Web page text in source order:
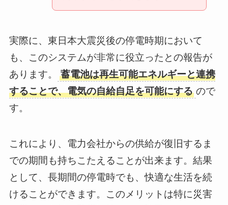
実際に、東日本大震災後の停電時期において
も、このシステムが非常に役立ったとの報告が
あります。
蓄電池は再生可能エネルギーと連携
することで、電気の自給自足を可能にする ので
す。
これにより、電力会社からの供給が復旧するま
での期間も持ちこたえることが出来ます。結果
として、長期間の停電時でも、快適な生活を続
けることができます。このメリットは特に災害